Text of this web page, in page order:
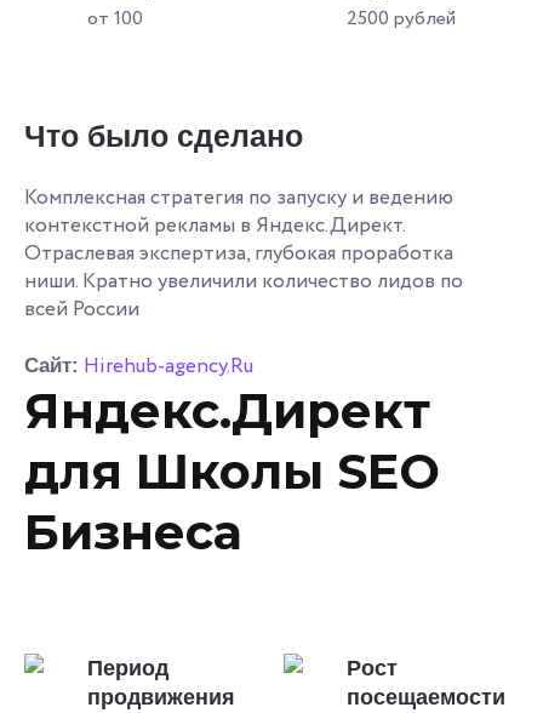
от 100 2500 рублей
Что было сделано
Комплексная стратегия по запуску и ведению
контекстной рекламы в Яндекс.Директ.
Отраслевая экспертиза, глубокая проработка
ниши. Кратно увеличили количество лидов по
всей России
Сайт: Hirehub-agency.Ru
Яндекс.Директ
для Школы SEO
Бизнеса
Период
продвижения
Рост
посещаемости